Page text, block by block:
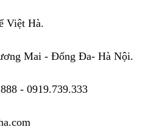
Việt Hà.
Mai - Đống Đa- Hà Nội.
- 0919.739.333